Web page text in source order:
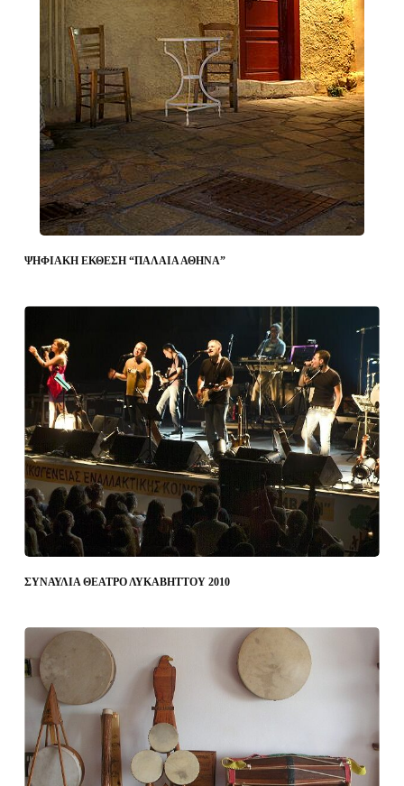
ΨΗΦΙΑΚΗ ΕΚΘΕΣΗ “ΠΑΛΑΙΑ ΑΘΗΝΑ”
ΣΥΝΑΥΛΙΑ ΘΕΑΤΡΟ ΛΥΚΑΒΗΤΤΟΥ 2010